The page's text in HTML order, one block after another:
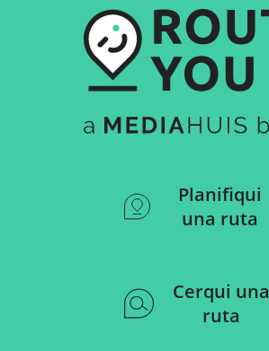
Planifiqui
una ruta
Cerqui una
ruta